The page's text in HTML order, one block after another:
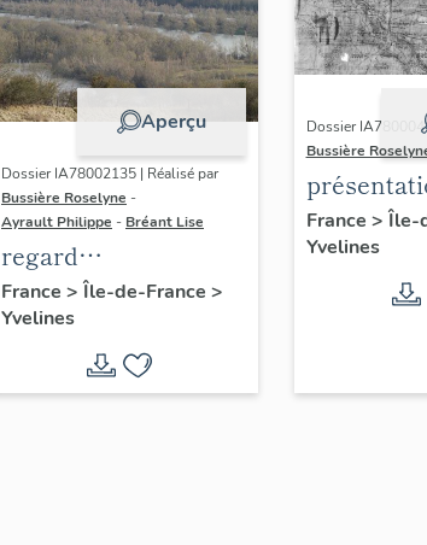
Aperçu
Dossier IA78002135 | Réalisé par
Bussière Roselyne -
Ayrault Philippe - Bréant Lise
regard
photographique sur
le territoire de Seine-
France > Île-de-France >
Yvelines
Dossier
Bussière
l'étude du
d'étude
périphérie
France > Île-
Yvelines